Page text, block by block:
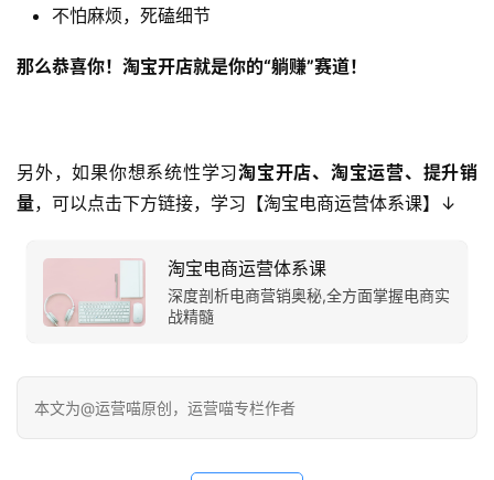
不怕麻烦，死磕细节
那么恭喜你！淘宝开店就是你的“躺赚”赛道！​
另外，如果你想系统性学习淘宝开店、淘宝运营、提升销
量，可以点击下方链接，学习【淘宝电商运营体系课】↓
淘宝电商运营体系课
深度剖析电商营销奥秘,全方面掌握电商实
战精髓
本文为@运营喵原创，运营喵专栏作者